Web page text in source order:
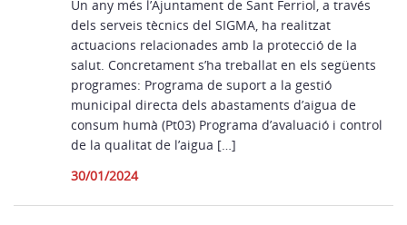
Un any més l’Ajuntament de Sant Ferriol, a través
dels serveis tècnics del SIGMA, ha realitzat
actuacions relacionades amb la protecció de la
salut. Concretament s’ha treballat en els següents
programes: Programa de suport a la gestió
municipal directa dels abastaments d’aigua de
consum humà (Pt03) Programa d’avaluació i control
de la qualitat de l’aigua […]
30/01/2024